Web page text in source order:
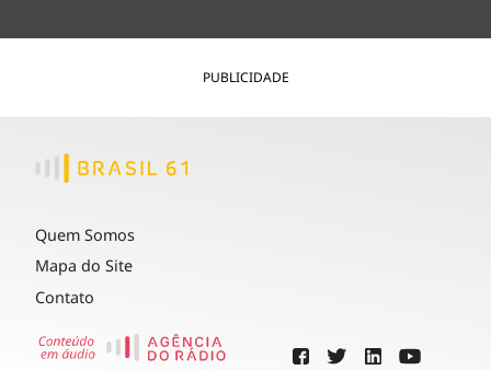
PUBLICIDADE
Quem Somos
Mapa do Site
Contato